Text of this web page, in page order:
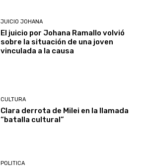
JUICIO JOHANA
El juicio por Johana Ramallo volvió
sobre la situación de una joven
vinculada a la causa
CULTURA
Clara derrota de Milei en la llamada
“batalla cultural”
POLITICA